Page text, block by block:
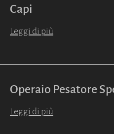
Capi
Leggi di più
Operaio Pesatore
Leggi di più